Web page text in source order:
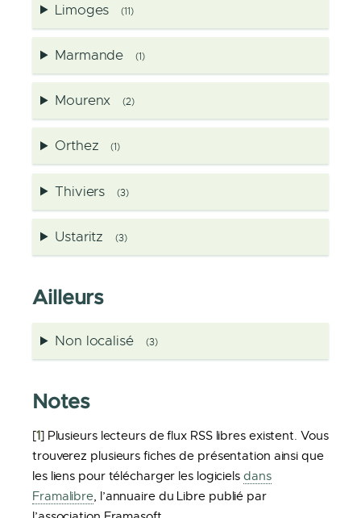
Limoges (11)
Marmande (1)
Mourenx (2)
Orthez (1)
Thiviers (3)
Ustaritz (3)
Ailleurs
Non localisé (3)
Notes
[1] Plusieurs lecteurs de flux RSS libres existent. Vous
trouverez plusieurs fiches de présentation ainsi que
les liens pour télécharger les logiciels dans
Framalibre, l’annuaire du Libre publié par